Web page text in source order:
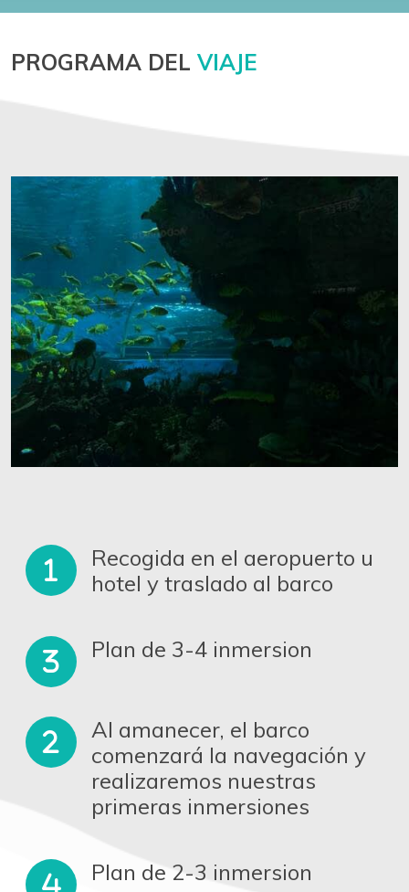
PROGRAMA DEL VIAJE
Recogida en el aeropuerto u
hotel y traslado al barco
Plan de 3-4 inmersion
Al amanecer, el barco
comenzará la navegación y
realizaremos nuestras
primeras inmersiones
Plan de 2-3 inmersion